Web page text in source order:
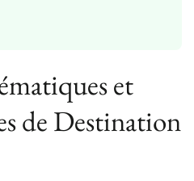
et
de Destination